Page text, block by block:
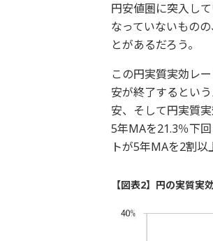
円安値圏に突入し
なっていないもの
とがあるだろう。
この円実質実効レ
安が終了するとい
安、そして円実質
5年MAを21.3％下
トが5年MAを2割
【図表2】円の実質実